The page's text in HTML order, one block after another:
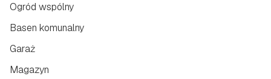
Ogród wspólny
Basen komunalny
Garaż
Magazyn